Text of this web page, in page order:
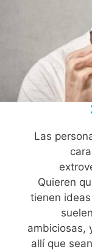
Las
Quieren
tienen
ambiciosas,
allí que